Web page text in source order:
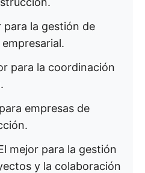
para la gestión de
para la coordinación
empresas de
mejor para la gestión
y la colaboración